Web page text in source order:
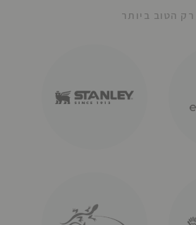
רק הטוב ביותר